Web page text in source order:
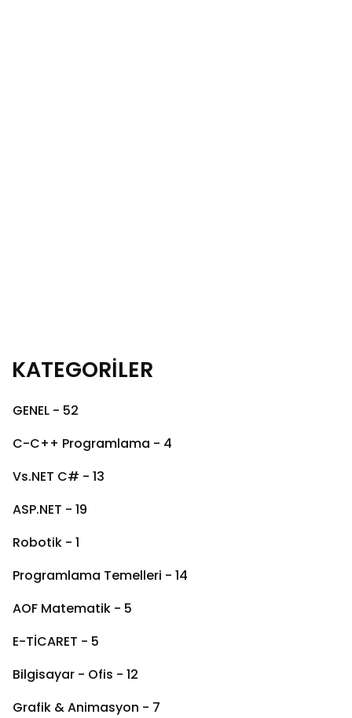
KATEGORİLER
GENEL - 52
C-C++ Programlama - 4
Vs.NET C# - 13
ASP.NET - 19
Robotik - 1
Programlama Temelleri - 14
AOF Matematik - 5
E-TİCARET - 5
Bilgisayar - Ofis - 12
Grafik & Animasyon - 7